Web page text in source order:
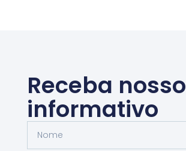
Receba nosso
informativo